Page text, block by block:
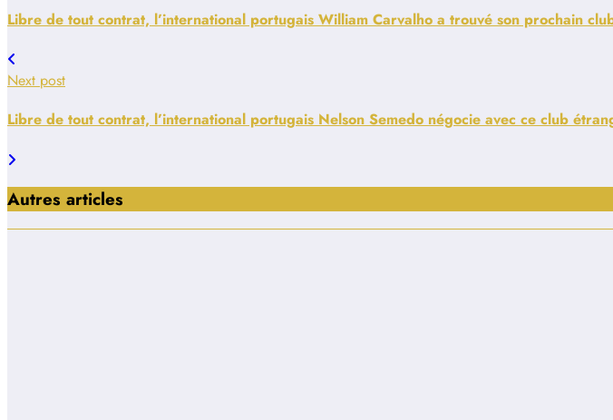
Libre de tout contrat, l’international portugais William Carvalho a trouvé son prochain
Next post
Libre de tout contrat, l’international portugais Nelson Semedo négocie avec ce club
Autres articles